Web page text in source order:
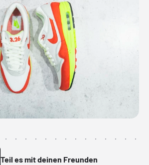
Teil es mit deinen Freunden